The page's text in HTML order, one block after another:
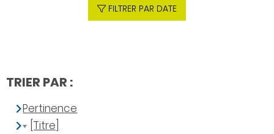
FILTRER PAR DATE
TRIER PAR :
Pertinence
[Titre]